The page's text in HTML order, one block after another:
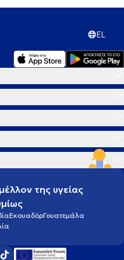
EL
της υγείας
ΕκουαδόρΓουατεμάλα